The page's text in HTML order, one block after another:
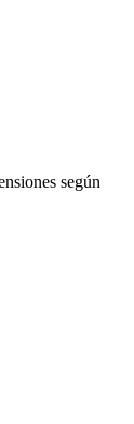
según